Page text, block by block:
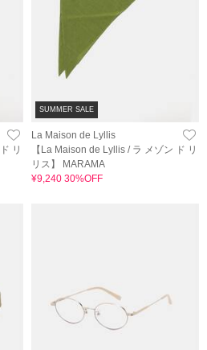
リ
SUMMER SALE
La Maison de Lyllis
【La Maison de Lyllis / ラ メゾン ド リ
リス】 MARAMA
¥9,240 30%OFF